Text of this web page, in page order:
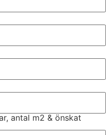
antal m2 & önskat